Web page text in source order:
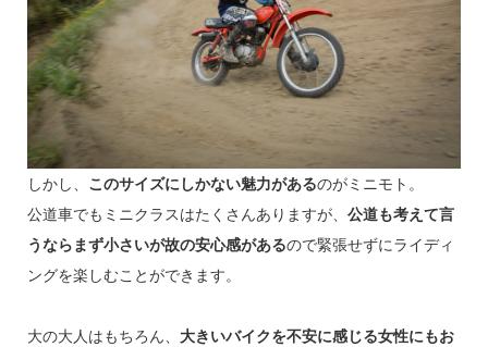
しかし、 このサイズにしかない魅力があるのがミニモト。
公道車でもミニクラスはたくさんありますが、 公道も考えて言
うならまず小さいが故の安心感があるので緊張せずにライディ
ングを楽しむことができます。
大の大人はもちろん、 大きいバイクを不安に感じる女性にもお